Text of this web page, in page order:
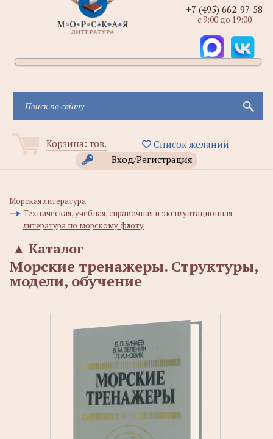
Корзина: тов.
Список желаний
Вход/Регистрация
+7 (495) 662-97-58
с 9:00 до 19:00
Морская литература
Техническая, учебная, справочная и эксплуатационная
литература по морскому флоту
Каталог
▲
Морские тренажеры. Структуры,
модели, обучение